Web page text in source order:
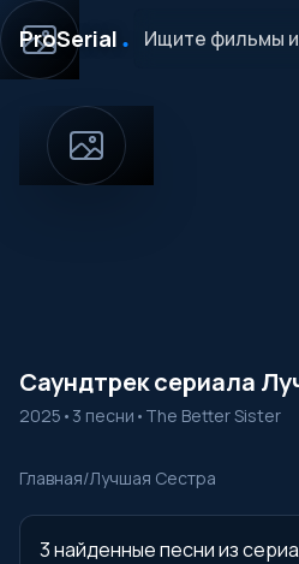
ProSerial ․
Саундтрек сериала
2025 • 3 песни • The Better Sister
Главная/Лучшая Сестра
3 найденные песни из